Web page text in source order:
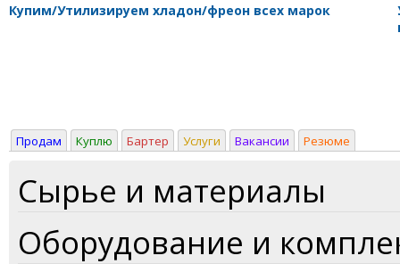
Купим/Утилизируем хладон/фреон всех марок
Продам Куплю Бартер Услуги Вакансии Резюме
Сырье и материалы
Оборудование и